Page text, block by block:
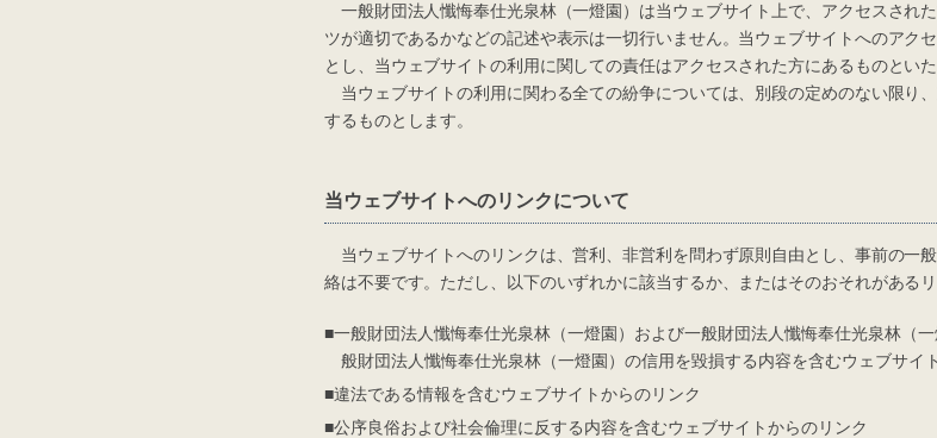
一般財団法人懺悔奉仕光泉林（一燈園）は当ウェブサイト上で、アクセスされ
ツが適切であるかなどの記述や表示は一切行いません。当ウェブサイトへのアク
とし、当ウェブサイトの利用に関しての責任はアクセスされた方にあるものといた
当ウェブサイトの利用に関わる全ての紛争については、別段の定めのない限り
するものとします。
当ウェブサイトへのリンクについて
当ウェブサイトへのリンクは、営利、非営利を問わず原則自由とし、事前の一
絡は不要です。ただし、以下のいずれかに該当するか、またはそのおそれがある
■一般財団法人懺悔奉仕光泉林（一燈園）および一般財団法人懺悔奉仕光泉林（
般財団法人懺悔奉仕光泉林（一燈園）の信用を毀損する内容を含むウェブサイ
■違法である情報を含むウェブサイトからのリンク
■公序良俗および社会倫理に反する内容を含むウェブサイトからのリンク